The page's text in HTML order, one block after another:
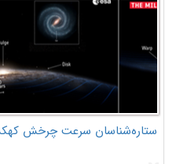
ستاره‌شناسان سرعت چرخش